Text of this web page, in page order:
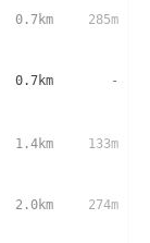
0.7km 285m
0.7km -
1.4km 133m
2.0km 274m